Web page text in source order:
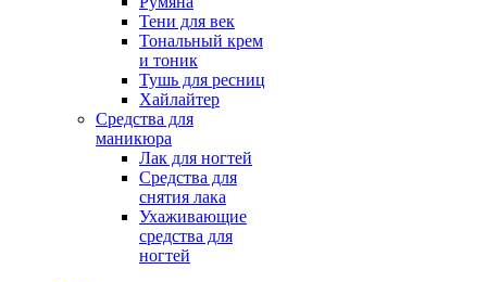
Тени для век
Тональный крем
и тоник
Тушь для ресниц
Хайлайтер
Средства для
маникюра
Лак для ногтей
Средства для
снятия лака
Ухаживающие
средства для
ногтей